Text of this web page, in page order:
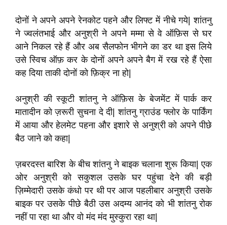
दोनों ने अपने अपने रेनकोट पहने और लिफ्ट में नीचे गये| शांतनु
ने ज्वलंतभाई और अनुश्री ने अपने मम्मा से वे ऑफ़िस से घर
आने निकल रहे हैं और अब सैलफोन भीगने का डर था इस लिये
उसे स्विच ऑफ़ कर के दोनों अपने अपने बैग में रख रहे हैं ऐसा
कह दिया ताकी दोनों को फ़िक्र ना हो|
अनुश्री की स्कूटी शांतनु ने ऑफ़िस के बेजमेंट में पार्क कर
मातादीन को ज़रूरी सुचना दे दी| शांतनु ग्राउंड फ्लोर के पार्किंग
में आया और हेलमेट पहना और इशारे से अनुश्री को अपने पीछे
बैठ जाने को कहा|
ज़बरदस्त बारिश के बीच शांतनु ने बाइक चलाना शुरू किया| एक
ओर अनुश्री को सकुशल उसके घर पहुंचा देने की बड़ी
ज़िम्मेदारी उसके कंधो पर थी पर आज पहलीबार अनुश्री उसके
बाइक पर उसके पीछे बैठी उस अदम्य आनंद को भी शांतनु रोक
नहीं पा रहा था और वो मंद मंद मुस्कुरा रहा था|